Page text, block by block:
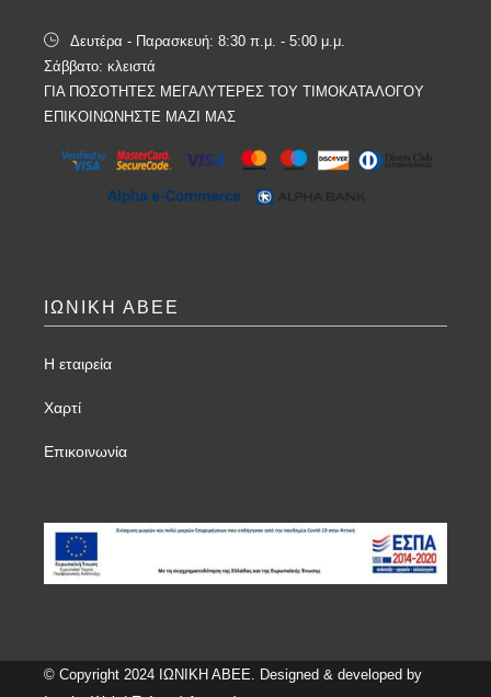
Δευτέρα - Παρασκευή: 8:30 π.μ. - 5:00 μ.μ.
Σάββατο: κλειστά
ΓΙΑ ΠΟΣΟΤΗΤΕΣ ΜΕΓΑΛΥΤΕΡΕΣ ΤΟΥ ΤΙΜΟΚΑΤΑΛΟΓΟΥ
ΕΠΙΚΟΙΝΩΝΗΣΤΕ ΜΑΖΙ ΜΑΣ
ΙΩΝΙΚΗ ΑΒΕΕ
Η εταιρεία
Χαρτί
Επικοινωνία
© Copyright 2024 ΙΩΝΙΚΗ ΑΒΕΕ. Designed & developed by